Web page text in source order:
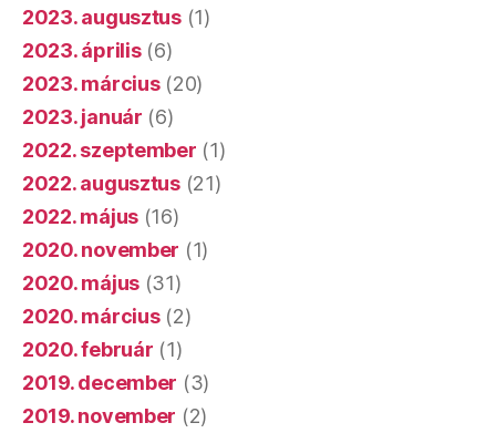
2023. augusztus(1)
2023. április(6)
2023. március(20)
2023. január (6)
2022. szeptember (1)
2022. augusztus(21)
2022. május (16)
2020. november (1)
2020. május (31)
2020. március(2)
2020. február (1)
2019. december (3)
2019. november (2)